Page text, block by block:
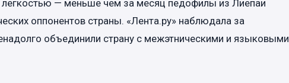
легкостью — меньше чем за месяц педофилы из Лиепаи
оппонентов страны. «Лента.ру» наблюдала за
объединили страну с межэтническими и языковыми